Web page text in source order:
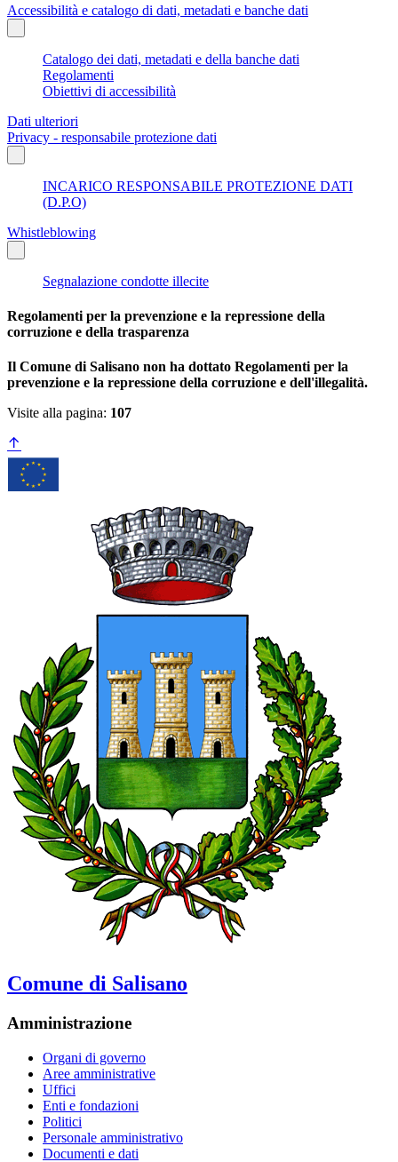
Accessibilità e catalogo di dati, metadati e banche dati
Catalogo dei dati, metadati e della banche dati
Regolamenti
Obiettivi di accessibilità
Dati ulteriori
Privacy - responsabile protezione dati
INCARICO RESPONSABILE PROTEZIONE DATI
(D.P.O)
Whistleblowing
Segnalazione condotte illecite
Regolamenti per la prevenzione e la repressione della
corruzione e della trasparenza
Il Comune di Salisano non ha dottato Regolamenti per la
prevenzione e la repressione della corruzione e dell'illegalità.
Visite alla pagina: 107
Comune di Salisano
Amministrazione
Organi di governo
Aree amministrative
Uffici
Enti e fondazioni
Politici
Personale amministrativo
Documenti e dati